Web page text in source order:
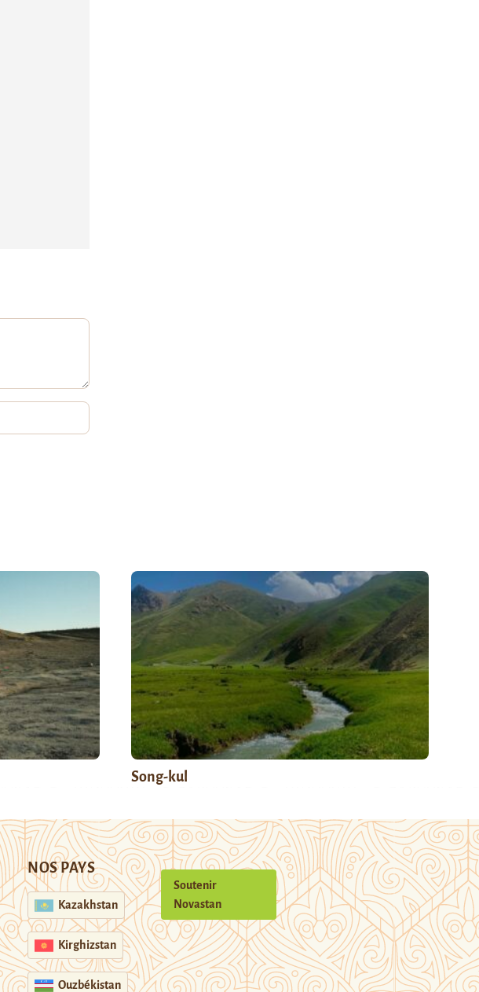
Song-kul
NOS PAYS
Kazakhstan
Kirghizstan
Ouzbékistan
Soutenir
Novastan